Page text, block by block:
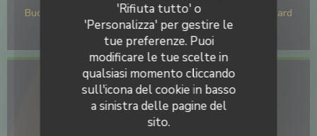
'Rifiuta tutto' o
'Personalizza' per gestire le
tue preferenze. Puoi
modificare le tue scelte in
qualsiasi momento cliccando
sull'icona del cookie in basso
a sinistra delle pagine del
sito.
Buoni pasto, Visa, Titoli Restaurant, Maestro, JCB, Eurocard
/ Mastercard, Contanti, Buoni vacanza, Bancomat
Accesso
Metro
Rihour